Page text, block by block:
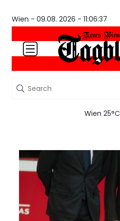
Wien - 09.08. 2026 - 11:06:37
Wien 25°C